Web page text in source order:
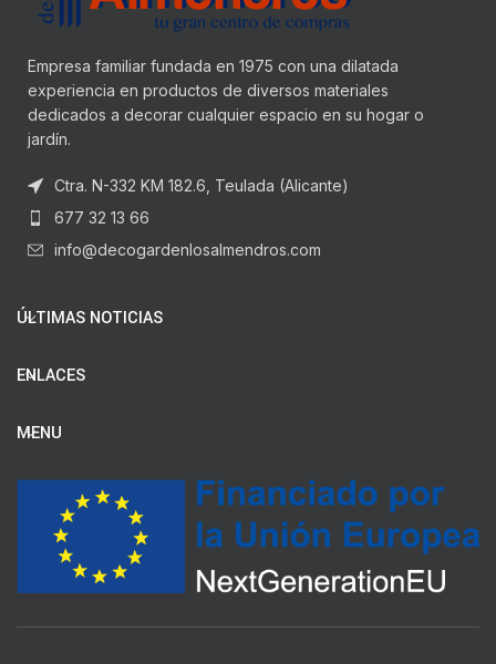
Empresa familiar fundada en 1975 con una dilatada
experiencia en productos de diversos materiales
dedicados a decorar cualquier espacio en su hogar o
jardín.
Ctra. N-332 KM 182.6, Teulada (Alicante)
677 32 13 66
info@decogardenlosalmendros.com
ÚLTIMAS NOTICIAS
ENLACES
MENU